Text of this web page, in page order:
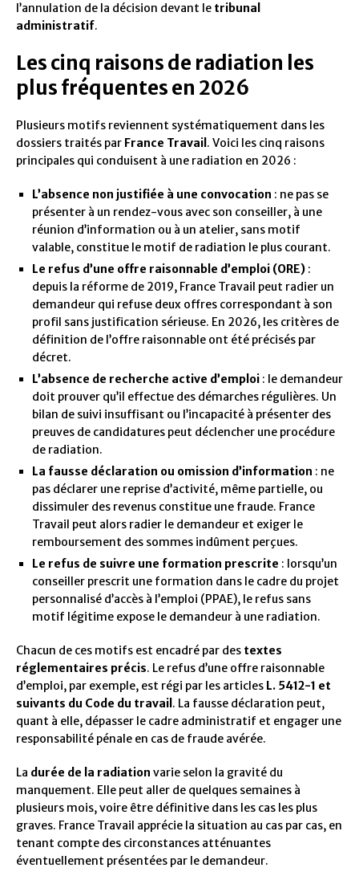
l’annulation de la décision devant le tribunal
administratif.
Les cinq raisons de radiation les
plus fréquentes en 2026
Plusieurs motifs reviennent systématiquement dans les
dossiers traités par France Travail . Voici les cinq raisons
principales qui conduisent à une radiation en 2026 :
L’absence non justifiée à une convocation : ne pas se
présenter à un rendez-vous avec son conseiller, à une
réunion d’information ou à un atelier, sans motif
valable, constitue le motif de radiation le plus courant.
Le refus d’une offre raisonnable d’emploi (ORE) :
depuis la réforme de 2019, France Travail peut radier un
demandeur qui refuse deux offres correspondant à son
profil sans justification sérieuse. En 2026, les critères de
définition de l’offre raisonnable ont été précisés par
décret.
L’absence de recherche active d’emploi : le demandeur
doit prouver qu’il effectue des démarches régulières. Un
bilan de suivi insuffisant ou l’incapacité à présenter des
preuves de candidatures peut déclencher une procédure
de radiation.
La fausse déclaration ou omission d’information : ne
pas déclarer une reprise d’activité, même partielle, ou
dissimuler des revenus constitue une fraude. France
Travail peut alors radier le demandeur et exiger le
remboursement des sommes indûment perçues.
Le refus de suivre une formation prescrite : lorsqu’un
conseiller prescrit une formation dans le cadre du projet
personnalisé d’accès à l’emploi (PPAE), le refus sans
motif légitime expose le demandeur à une radiation.
Chacun de ces motifs est encadré par des textes
réglementaires précis. Le refus d’une offre raisonnable
d’emploi, par exemple, est régi par les articles L. 5412-1 et
suivants du Code du travail . La fausse déclaration peut,
quant à elle, dépasser le cadre administratif et engager une
responsabilité pénale en cas de fraude avérée.
La durée de la radiation varie selon la gravité du
manquement. Elle peut aller de quelques semaines à
plusieurs mois, voire être définitive dans les cas les plus
graves. France Travail apprécie la situation au cas par cas, en
tenant compte des circonstances atténuantes
éventuellement présentées par le demandeur.